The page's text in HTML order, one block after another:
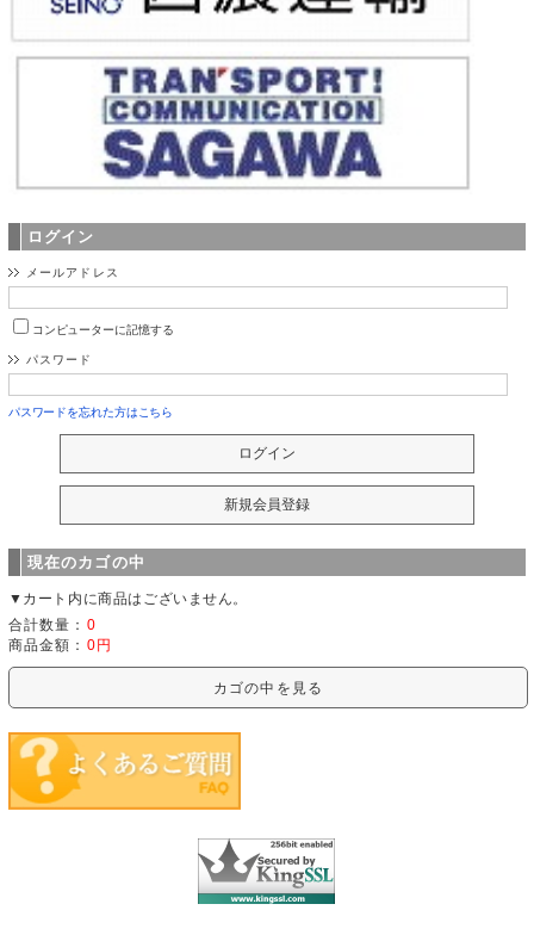
ログイン
メールアドレス
コンピューターに記憶する
パスワード
パスワードを忘れた方はこちら
現在のカゴの中
▼カート内に商品はございません。
合計数量： 0
商品金額： 0円
カゴの中を見る